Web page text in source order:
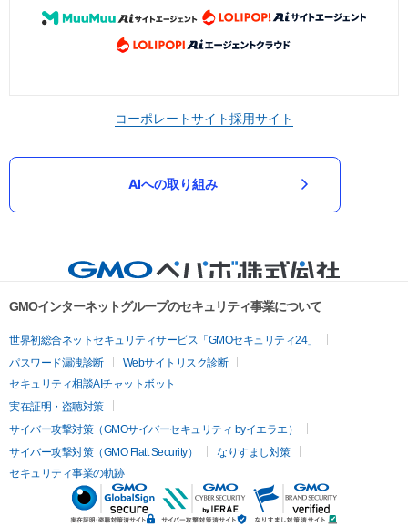
コーポレートサイト採用サイト
AIへの取り組み
GMOインターネットグループのセキュリティ事業について
世界初総合ネットセキュリティサービス「GMOセキュリティ24」
パスワード漏洩診断
Webサイトリスク診断
セキュリティ相談AIチャットボット
実在証明・盗聴対策
サイバー攻撃対策（GMOサイバーセキュリティ byイエラエ）
サイバー攻撃対策（GMO Flatt Security）
なりすまし対策
セキュリティ事業の軌跡